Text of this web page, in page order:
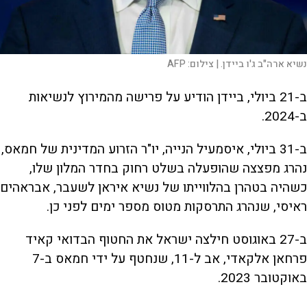
נשיא ארה"ב ג'ו ביידן. | צילום:AFP
ב-21 ביולי, ביידן הודיע על פרישה מהמירוץ לנשיאות
ב-2024.
ב-31 ביולי, איסמעיל הנייה, יו"ר הזרוע המדינית של חמאס,
נהרג מפצצה שהופעלה בשלט רחוק בחדר המלון שלו,
כשהיה בטהרן בהלווייתו של נשיא איראן לשעבר, אבראהים
ראיסי, שנהרג התרסקות מטוס מספר ימים לפני כן.
ב-27 באוגוסט חילצה ישראל את החטוף הבדואי קאיד
פרחאן אלקאדי, אב ל-11, שנחטף על ידי חמאס ב-7
באוקטובר 2023.